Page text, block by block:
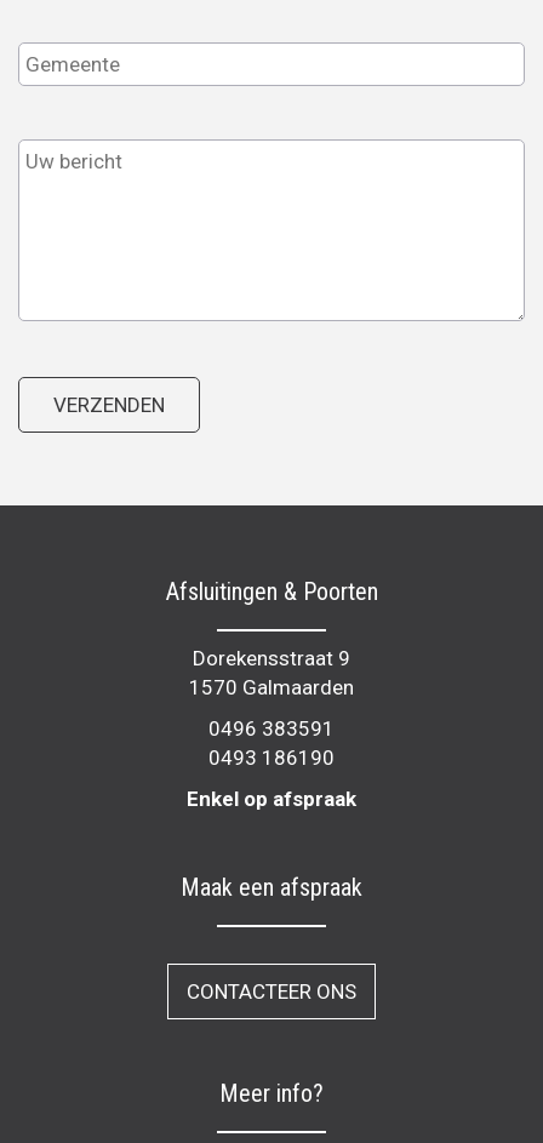
Afsluitingen & Poorten
Dorekensstraat 9
1570 Galmaarden
0496 383591
0493 186190
Enkel op afspraak
Maak een afspraak
CONTACTEER ONS
Meer info?